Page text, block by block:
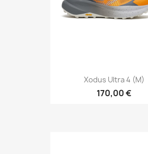
Xodus Ultra 4 (M)
170,00 €